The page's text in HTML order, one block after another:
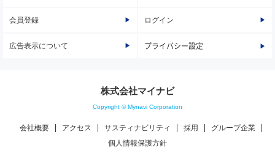
会員登録 ログイン
広告表示について プライバシー設定
株式会社マイナビ
Copyright © Mynavi Corporation
会社概要 アクセス サスティナビリティ 採用
グループ企業
個人情報保護方針